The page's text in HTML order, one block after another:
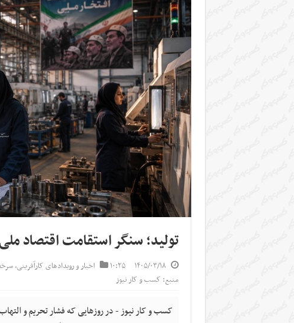
تولید؛ سنگر استقامت اقتصاد ملی
۱۴۰۵/۰۳/۱۸ ۱۰:۲۵ اخبار و رویدادهای کارآفرینی,
منبع: کسب و کار نیوز
کسب و کار نیوز - در روزهایی که فشار تحریم و